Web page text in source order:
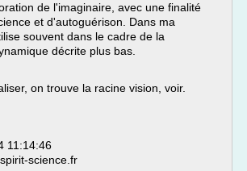
de l'imaginaire, avec une finalité
et d'autoguérison. Dans ma
souvent dans le cadre de la
décrite plus bas.
on trouve la racine vision, voir.
11:14:46
science.fr